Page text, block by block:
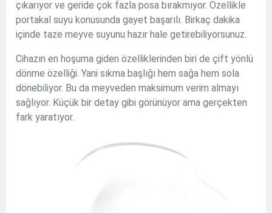
çıkarıyor ve geride çok fazla posa bırakmıyor. Özellikle
portakal suyu konusunda gayet başarılı. Birkaç dakika
içinde taze meyve suyunu hazır hale getirebiliyorsunuz.
Cihazın en hoşuma giden özelliklerinden biri de çift yönlü
dönme özelliği. Yani sıkma başlığı hem sağa hem sola
dönebiliyor. Bu da meyveden maksimum verim almayı
sağlıyor. Küçük bir detay gibi görünüyor ama gerçekten
fark yaratıyor.